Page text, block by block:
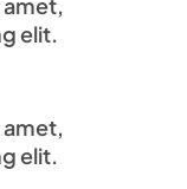
elit.
elit.